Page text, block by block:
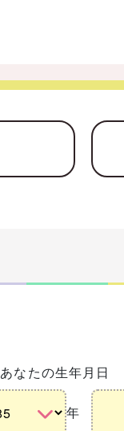
あなたの生年月日
年